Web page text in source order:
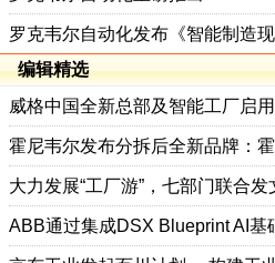
编辑精选
威格中国全新总部及智能工厂启用
大力发展“工厂游”，七部门联合发